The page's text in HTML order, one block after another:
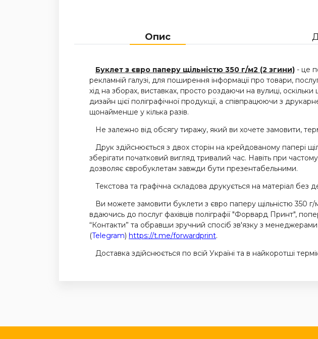
Опис
Буклет з євро паперу щільністю 350 г/м2 (2 згини) - це
рекламній галузі, для поширення інформації про товари,
хід на зборах, виставках, просто роздаючи на вулиці,
дизайн цієї поліграфічної продукції, а співпрацюючи з
щонайменше у кілька разів.
Не залежно від обсягу тиражу, який ви хочете замовити,
Друк здійснюється з двох сторін на крейдованому папері
зберігати початковий вигляд тривалий час. Навіть при частому
дозволяє євробуклетам завжди бути презентабельними.
Текстова та графічна складова друкується на матеріал без
Ви можете замовити буклети з євро паперу щільністю 350 г/
вдаючись до послуг фахівців поліграфії "Форвард Принт",
“Контакти” та обравши зручний спосіб зв'язку з
(Telegram) https://t.me/forwardprint.
Доставка здійснюється по всій Україні та в найкоротші